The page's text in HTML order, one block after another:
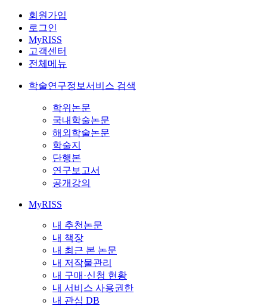
회원가입
로그인
MyRISS
고객센터
전체메뉴
학술연구정보서비스 검색
학위논문
국내학술논문
해외학술논문
학술지
단행본
연구보고서
공개강의
MyRISS
내 추천논문
내 책장
내 최근 본 논문
내 저작물관리
내 구매·신청 현황
내 서비스 사용권한
내 관심 DB